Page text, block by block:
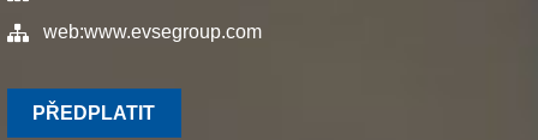
web:www.evsegroup.com
PŘEDPLATIT